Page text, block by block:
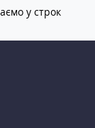
у строк